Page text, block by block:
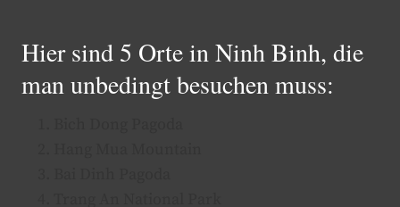
Hier sind 5 Orte in Ninh Binh, die
man unbedingt besuchen muss: